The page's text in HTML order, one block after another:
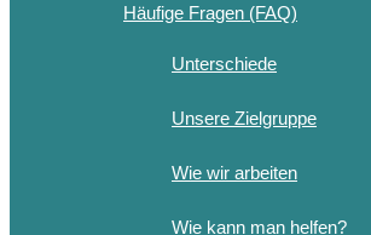
Häufige Fragen (FAQ)
Unterschiede
Unsere Zielgruppe
Wie wir arbeiten
Wie kann man helfen?